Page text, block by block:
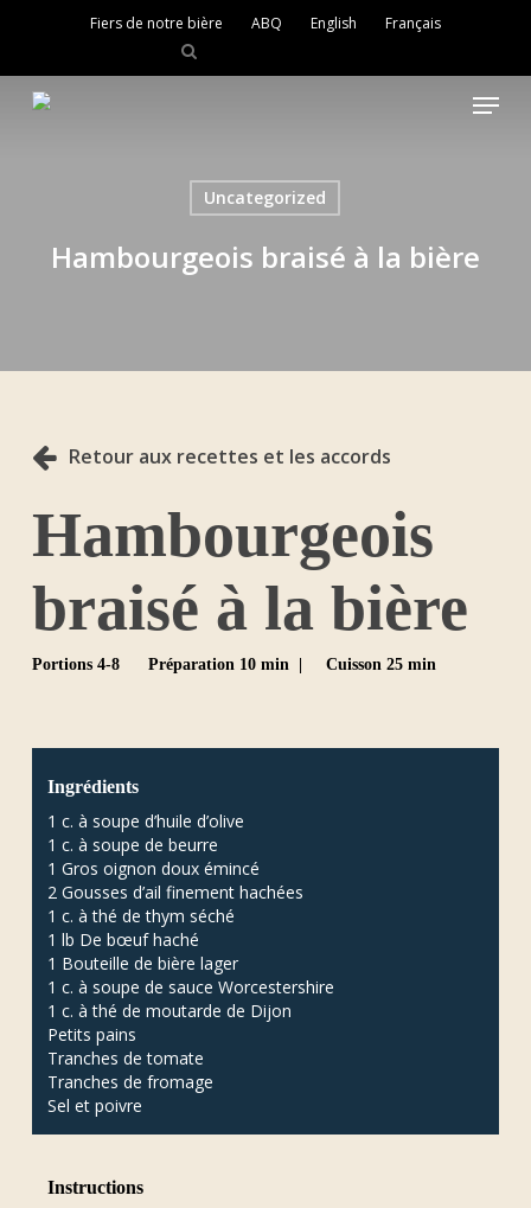
content
Fiers de notre bière ABQ English Français
Menu
Uncategorized
Hambourgeois braisé à la bière
Retour aux recettes et les accords
Hambourgeois
braisé à la bière
Portions 4-8 Préparation 10 min | Cuisson 25 min
Ingrédients
1 c. à soupe d’huile d’olive
1 c. à soupe de beurre
1 Gros oignon doux émincé
2 Gousses d’ail finement hachées
1 c. à thé de thym séché
1 lb De bœuf haché
1 Bouteille de bière lager
1 c. à soupe de sauce Worcestershire
1 c. à thé de moutarde de Dijon
Petits pains
Tranches de tomate
Tranches de fromage
Sel et poivre
Instructions
Menu